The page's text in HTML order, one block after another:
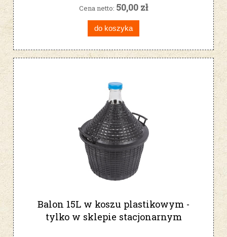
Cena netto: 50,00 zł
do koszyka
Balon 15L w koszu plastikowym -
tylko w sklepie stacjonarnym